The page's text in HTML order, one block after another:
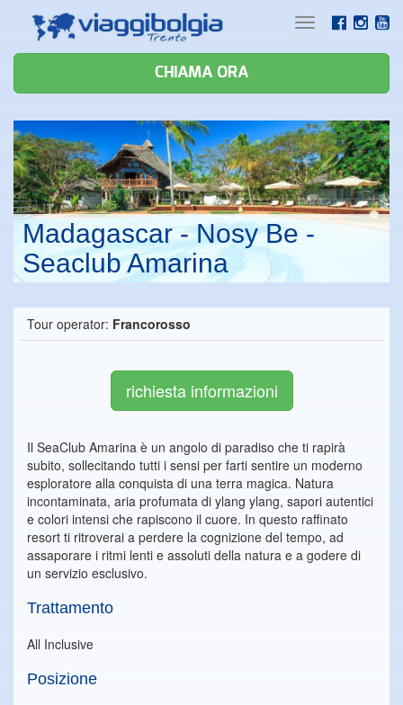
Toggle
CHIAMA ORA
Madagascar - Nosy Be -
Seaclub Amarina
Tour operator: Francorosso
richiesta informazioni
Il SeaClub Amarina è un angolo di paradiso che ti rapirà
subito, sollecitando tutti i sensi per farti sentire un moderno
esploratore alla conquista di una terra magica. Natura
incontaminata, aria profumata di ylang ylang, sapori autentici
e colori intensi che rapiscono il cuore. In questo raffinato
resort ti ritroverai a perdere la cognizione del tempo, ad
assaporare i ritmi lenti e assoluti della natura e a godere di
un servizio esclusivo.
Trattamento
All Inclusive
Posizione